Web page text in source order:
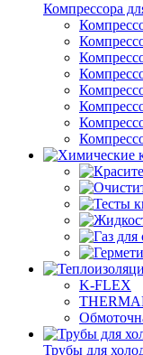
Компрессора
K-FLEX
Трубы для